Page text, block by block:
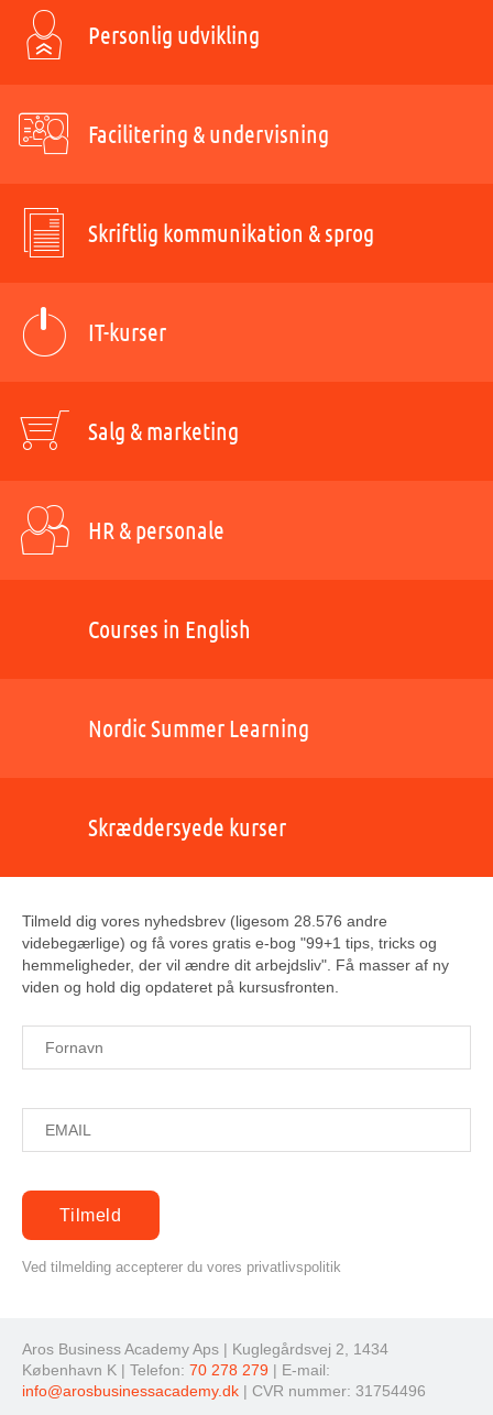
Personlig udvikling
Facilitering & undervisning
Skriftlig kommunikation & sprog
IT-kurser
Salg & marketing
HR & personale
Courses in English
Nordic Summer Learning
Skræddersyede kurser
Tilmeld dig vores nyhedsbrev (ligesom 28.576 andre
videbegærlige) og få vores gratis e-bog "99+1 tips, tricks og
hemmeligheder, der vil ændre dit arbejdsliv". Få masser af ny
viden og hold dig opdateret på kursusfronten.
Ved tilmelding accepterer du vores privatlivspolitik
Aros Business Academy Aps | Kuglegårdsvej 2, 1434
København K | Telefon: 70 278 279 | E-mail:
info@arosbusinessacademy.dk | CVR nummer: 31754496